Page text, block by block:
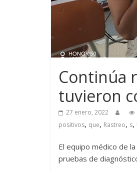
Continúa
tuvieron
27 enero, 2022
positivos, que, Rastreo, s,
El equipo médico de
pruebas de